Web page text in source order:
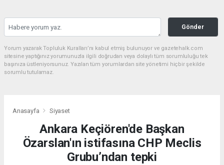
Gönder
Yorum yazarak Topluluk Kuralları’nı kabul etmiş bulunuyor ve gazetehalk.com
sitesine yaptığınız yorumunuzla ilgili doğrudan veya dolaylı tüm sorumluluğu tek
başınıza üstleniyorsunuz. Yazılan tüm yorumlardan site yönetimi hiçbir şekilde
sorumlu tutulamaz.
Anasayfa Siyaset
Ankara Keçiören'de Başkan
Özarslan'ın istifasına CHP Meclis
Grubu’ndan tepki